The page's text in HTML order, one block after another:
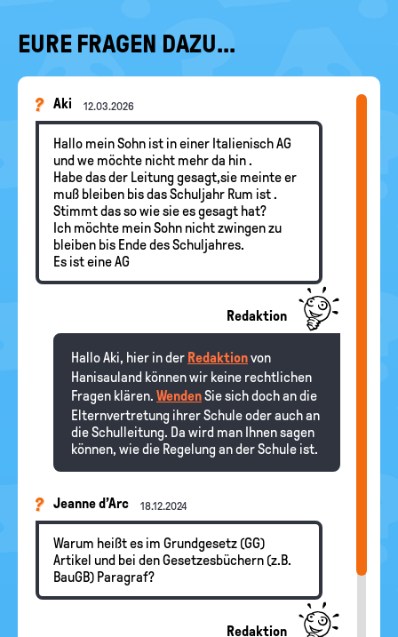
EURE FRAGEN DAZU...
Aki 12.03.2026
Hallo mein Sohn ist in einer Italienisch AG
und we möchte nicht mehr da hin .
Habe das der Leitung gesagt,sie meinte er
muß bleiben bis das Schuljahr Rum ist .
Stimmt das so wie sie es gesagt hat?
Ich möchte mein Sohn nicht zwingen zu
bleiben bis Ende des Schuljahres.
Es ist eine AG
Redaktion
Hallo Aki, hier in der Redaktionvon
Hanisauland können wir keine rechtlichen
Fragen klären. WendenSie sich doch an die
Elternvertretung ihrer Schule oder auch an
die Schulleitung. Da wird man Ihnen sagen
können, wie die Regelung an der Schule ist.
Jeanne d’Arc 18.12.2024
Warum heißt es im Grundgesetz (GG)
Artikel und bei den Gesetzesbüchern (z.B.
BauGB) Paragraf?
Redaktion